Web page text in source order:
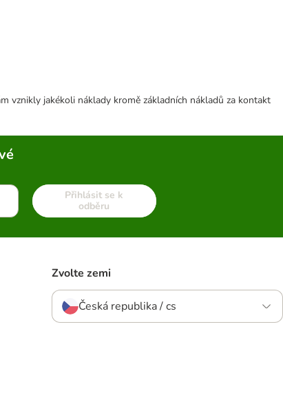
vznikly jakékoli náklady kromě základních nákladů za kontakt
Přihlásit se k
odběru
Zvolte zemi
Česká republika / cs